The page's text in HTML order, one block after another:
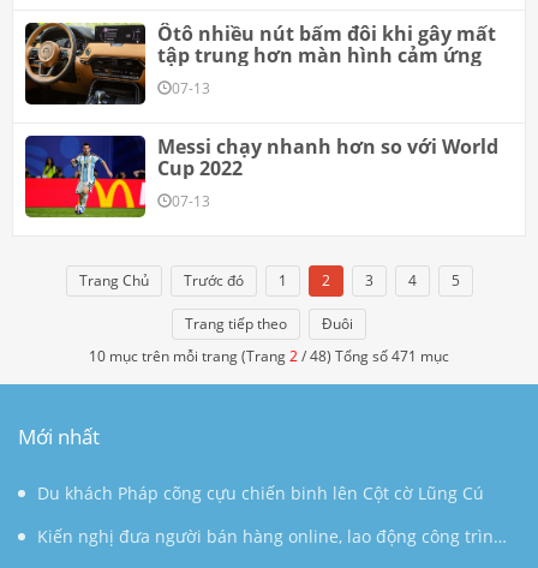
Ôtô nhiều nút bấm đôi khi gây mất
tập trung hơn màn hình cảm ứng
07-13
Messi chạy nhanh hơn so với World
Cup 2022
07-13
Trang Chủ Trước đó 1 2 3 4 5
Trang tiếp theo
Đuôi
10 mục trên mỗi trang (Trang2/ 48) Tổng số 471 mục
Mới nhất
Du khách Pháp cõng cựu chiến binh lên Cột cờ Lũng Cú
Kiến nghị đưa người bán hàng online, lao động công trình